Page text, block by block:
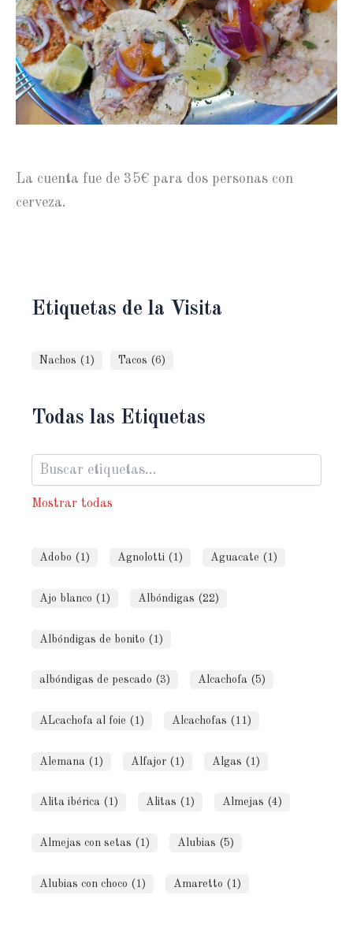
La cuenta fue de 35€ para dos personas con
cerveza.
Etiquetas de la Visita
Nachos (1) Tacos (6)
Todas las Etiquetas
Mostrar todas
Adobo (1) Agnolotti (1) Aguacate (1)
Ajo blanco (1) Albóndigas (22)
Albóndigas de bonito (1)
albóndigas de pescado (3) Alcachofa (5)
ALcachofa al foie (1) Alcachofas (11)
Alemana (1) Alfajor (1) Algas (1)
Alita ibérica (1) Alitas (1) Almejas (4)
Almejas con setas (1) Alubias (5)
Alubias con choco (1) Amaretto (1)